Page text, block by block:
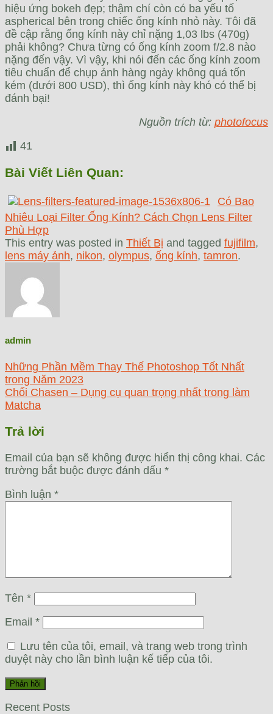
hiệu ứng bokeh đẹp; thậm chí còn có ba yếu tố
aspherical bên trong chiếc ống kính nhỏ này. Tôi đã
đề cập rằng ống kính này chỉ nặng 1,03 lbs (470g)
phải không? Chưa từng có ống kính zoom f/2.8 nào
nặng đến vậy. Vì vậy, khi nói đến các ống kính zoom
tiêu chuẩn để chụp ảnh hàng ngày không quá tốn
kém (dưới 800 USD), thì ống kính này khó có thể bị
đánh bại!
Nguồn trích từ: photofocus
41
Bài Viết Liên Quan:
Có Bao
Nhiêu Loại Filter Ống Kính? Cách Chọn Lens Filter
Phù Hợp
This entry was posted in Thiết Bị and tagged fujifilm,
lens máy ảnh, nikon, olympus, ống kính, tamron.
admin
Những Phần Mềm Thay Thế Photoshop Tốt Nhất
trong Năm 2023
Chổi Chasen – Dụng cụ quan trọng nhất trong làm
Matcha
Trả lời
Email của bạn sẽ không được hiển thị công khai. Các
trường bắt buộc được đánh dấu *
Bình luận *
Tên *
Email *
Lưu tên của tôi, email, và trang web trong trình
duyệt này cho lần bình luận kế tiếp của tôi.
Recent Posts